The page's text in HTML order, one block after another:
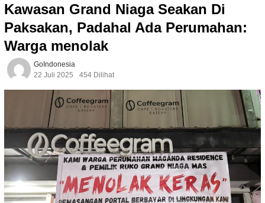
Kawasan Grand Niaga Seakan Di
Paksakan, Padahal Ada Perumahan:
Warga menolak
GoIndonesia
22 Juli 2025
454 Dilihat